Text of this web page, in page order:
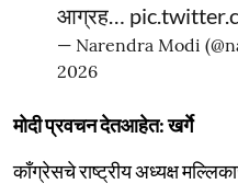
आग्रह…
— Narendra Modi
2026
मोदी प्रवचन देतआहेत: खर्गे
काँग्रेसचे राष्ट्रीय अध्यक्ष